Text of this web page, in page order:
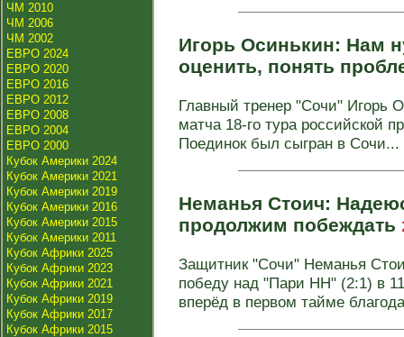
ЧМ 2010
ЧМ 2006
ЧМ 2002
ЕВРО 2024
ЕВРО 2020
ЕВРО 2016
ЕВРО 2012
ЕВРО 2008
ЕВРО 2004
ЕВРО 2000
Кубок Америки 2024
Кубок Америки 2021
Кубок Америки 2019
Кубок Америки 2016
Кубок Америки 2015
Кубок Америки 2011
Кубок Африки 2025
Кубок Африки 2023
Кубок Африки 2021
Кубок Африки 2019
Кубок Африки 2017
Кубок Африки 2015
Игорь Осинькин: Нам
оценить, понять
Главный тренер "Сочи" Игорь
матча 18‑го тура российской
Поединок был сыгран в Сочи...
Неманья Стоич:
продолжим побеждать
Защитник "Сочи" Неманья
победу над "Пари НН" (2:1) в
вперёд в первом тайме